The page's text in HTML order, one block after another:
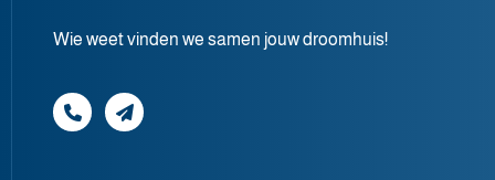
Wie weet vinden we samen jouw droomhuis!